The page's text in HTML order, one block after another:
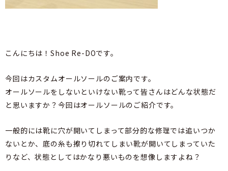
こんにちは！Shoe Re-DOです。
今回はカスタムオールソールのご案内です。
オールソールをしないといけない靴って皆さんはどんな状態だ
と思いますか？今回はオールソールのご紹介です。
一般的には靴に穴が開いてしまって部分的な修理では追いつか
ないとか、底の糸も擦り切れてしまい靴が開いてしまっていた
りなど、状態としてはかなり悪いものを想像しますよね？